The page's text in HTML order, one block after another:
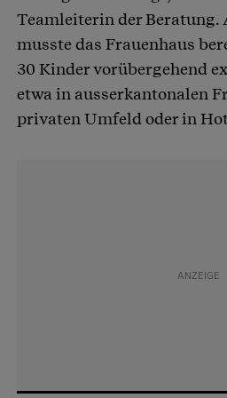
Teamleiterin der Beratung.
musste das Frauenhaus
30 Kinder vorübergehend
etwa in ausserkantonalen
privaten Umfeld oder in